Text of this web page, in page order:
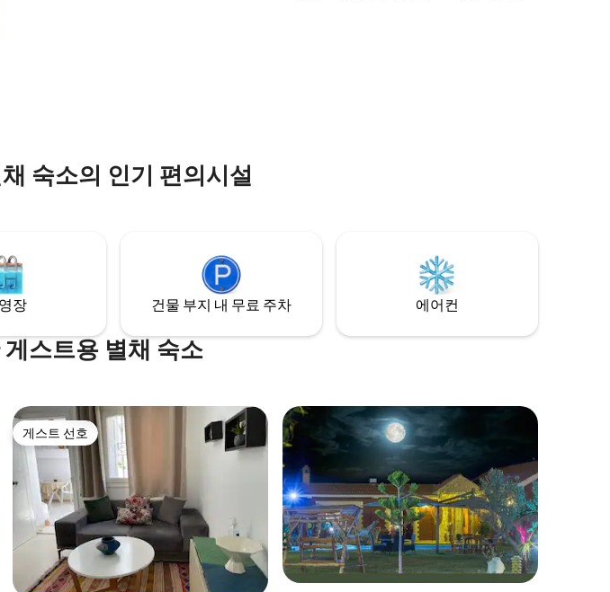
숙소의 인기 편의시설
장 건물 부지 내 무료 주차 에어컨
스트용 별채 숙소
게스트 선호
게스트 선호